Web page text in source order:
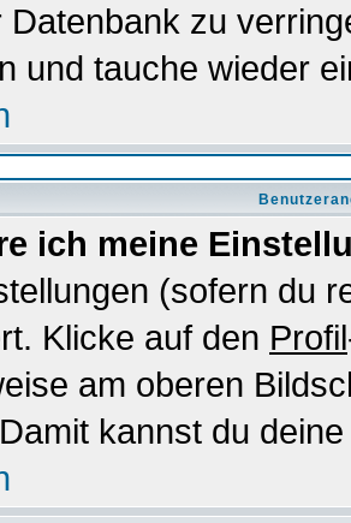
zu
und tauche wieder
ich meine
(sofern du
Klicke auf den Profil
am oberen
kannst du